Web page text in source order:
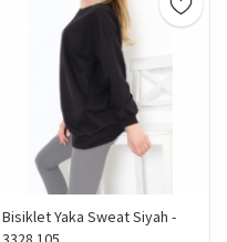
Bisiklet Yaka Sweat Siyah -